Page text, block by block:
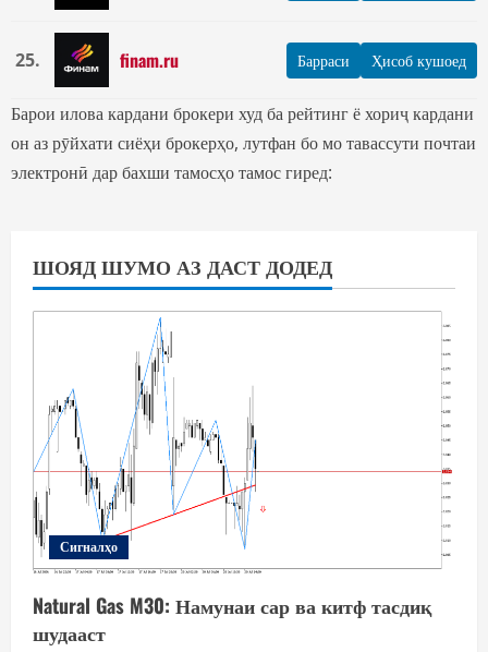
25. finam.ru Барраси Ҳисоб кушоед
Барои илова кардани брокери худ ба рейтинг ё хориҷ кардани
он аз рӯйхати сиёҳи брокерҳо, лутфан бо мо тавассути почтаи
электронӣ дар бахши тамосҳо тамос гиред:
ШОЯД ШУМО АЗ ДАСТ ДОДЕД
Сигналҳо
Natural Gas M30: Намунаи сар ва китф тасдиқ
шудааст